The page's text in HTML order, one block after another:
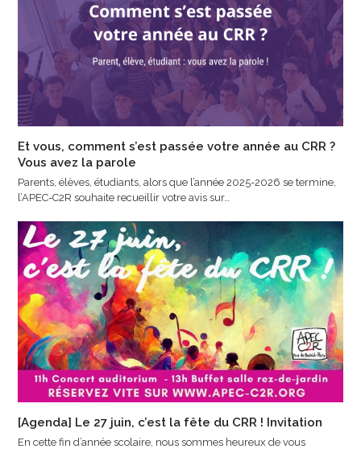
Et vous, comment s’est passée votre année au CRR ?
Vous avez la parole
Parents, élèves, étudiants, alors que l’année 2025-2026 se termine,
l’APEC-C2R souhaite recueillir votre avis sur…
[Agenda] Le 27 juin, c’est la fête du CRR ! Invitation
En cette fin d’année scolaire, nous sommes heureux de vous